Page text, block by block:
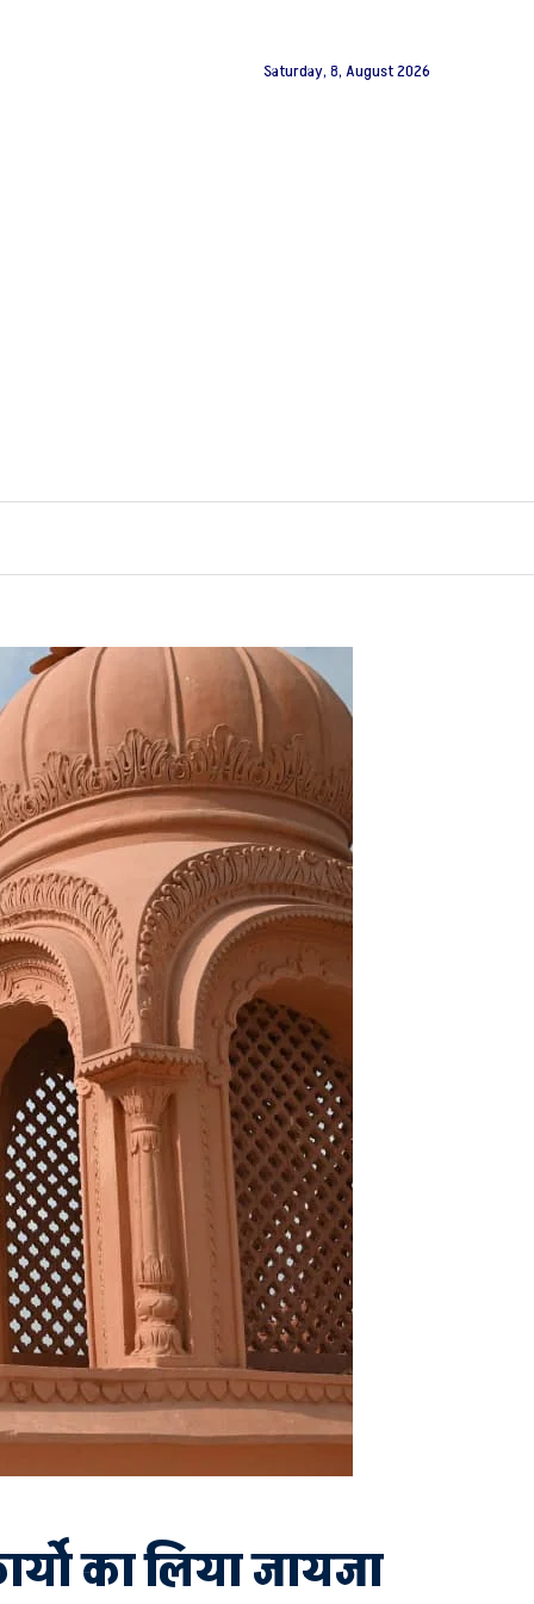
Saturday, 8, August 2026
का लिया जायजा